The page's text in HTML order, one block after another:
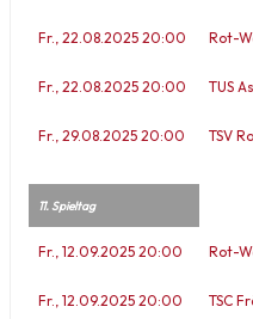
Fr., 22.08.2025 20:00 Rot-
Fr., 22.08.2025 20:00 TUS
Fr., 29.08.2025 20:00 TSV
11. Spieltag
Fr., 12.09.2025 20:00 Rot-
Fr., 12.09.2025 20:00 TSC